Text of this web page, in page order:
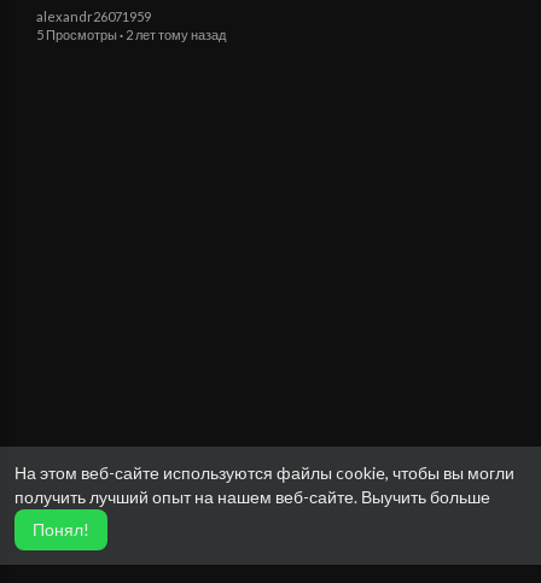
На этом веб-сайте используются файлы cookie, чтобы вы могли
получить лучший опыт на нашем веб-сайте. Выучить больше
Понял!
alexandr26071959
5 Просмотры · 2 лет тому назад